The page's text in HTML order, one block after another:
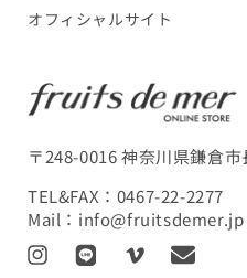
オフィシャルサイト
〒248-0016 神奈川県鎌倉
TEL&FAX： 0467-22-2277
Mail： info@fruitsdemer.jp
I L V T